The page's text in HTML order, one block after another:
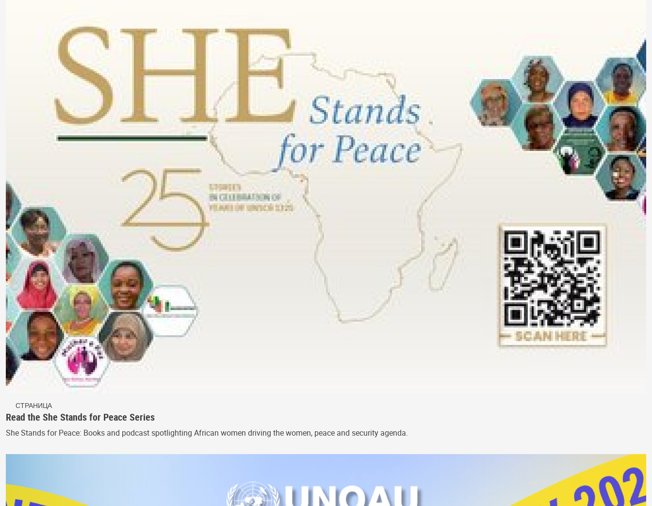
СТРАНИЦА
Read the She Stands for Peace Series
She Stands for Peace: Books and podcast spotlighting African women driving the women, peace and security agenda.